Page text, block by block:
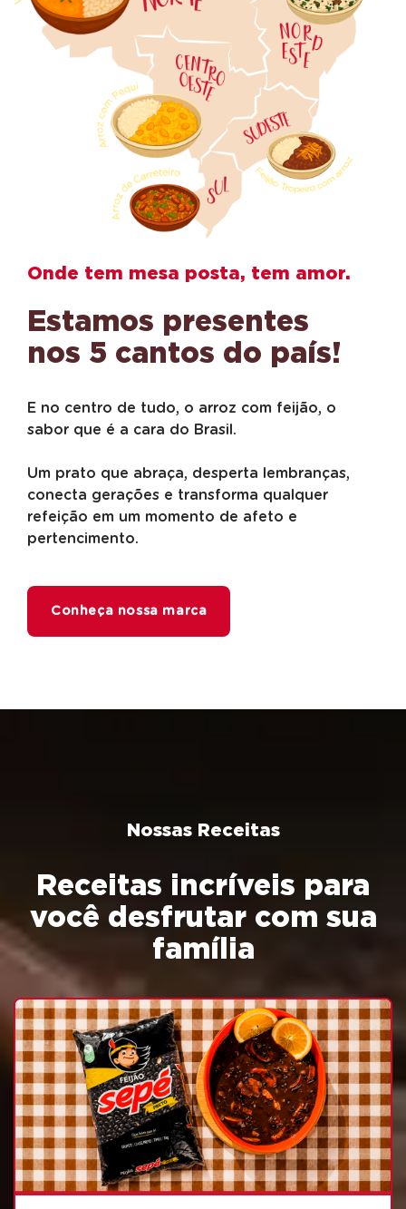
Onde tem mesa posta, tem amor.
Estamos presentes
nos 5 cantos do país!
E no centro de tudo, o arroz com feijão, o
sabor que é a cara do Brasil.
Um prato que abraça, desperta lembranças,
conecta gerações e transforma qualquer
refeição em um momento de afeto e
pertencimento.
Conheça nossa marca
Nossas Receitas
Receitas incríveis para
você desfrutar com sua
família